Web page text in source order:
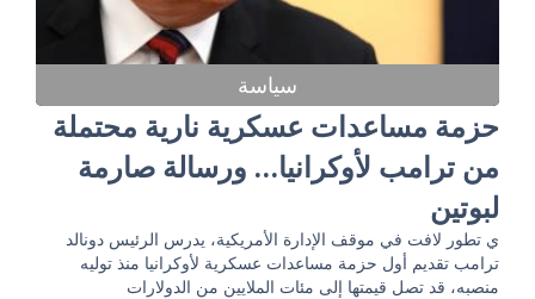
سياسة
حزمة مساعدات عسكرية نارية محتملة
من ترامب لأوكرانيا… ورسالة صارمة
لبوتين
ي تطور لافت في موقف الإدارة الأمريكية، يدرس الرئيس دونالد
ترامب تقديم أول حزمة مساعدات عسكرية لأوكرانيا منذ توليه
منصبه، قد تصل قيمتها إلى مئات الملايين من الدولارات